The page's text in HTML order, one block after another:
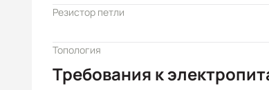
Резистор петли
Топология
Требования к